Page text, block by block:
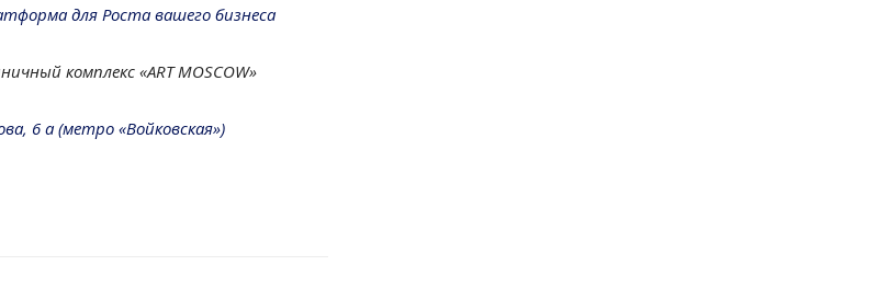
для Роста вашего бизнеса
комплекс «ART MOSCOW»
6 а (метро «Войковская»)